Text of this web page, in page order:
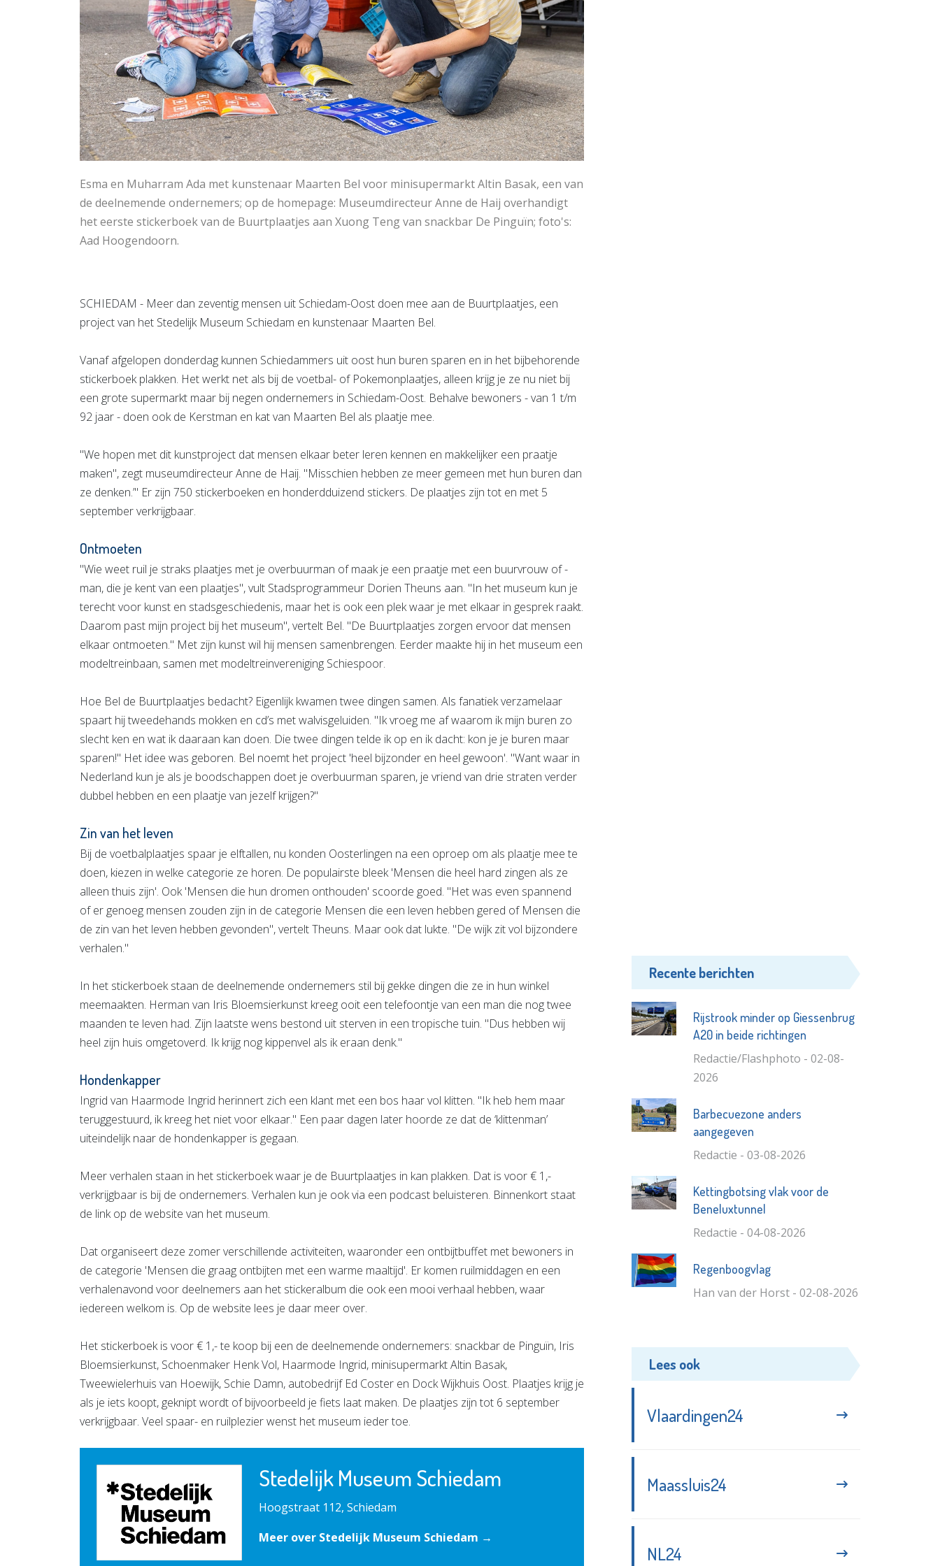
Esma en Muharram Ada met kunstenaar Maarten Bel voor minisupermarkt Altin Basak, een van
de deelnemende ondernemers; op de homepage: Museumdirecteur Anne de Haij overhandigt
het eerste stickerboek van de Buurtplaatjes aan Xuong Teng van snackbar De Pinguïn; foto's:
Aad Hoogendoorn.
SCHIEDAM - Meer dan zeventig mensen uit Schiedam-Oost doen mee aan de Buurtplaatjes, een
project van het Stedelijk Museum Schiedam en kunstenaar Maarten Bel.
Vanaf afgelopen donderdag kunnen Schiedammers uit oost hun buren sparen en in het bijbehorende
stickerboek plakken. Het werkt net als bij de voetbal- of Pokemonplaatjes, alleen krijg je ze nu niet bij
een grote supermarkt maar bij negen ondernemers in Schiedam-Oost. Behalve bewoners - van 1 t/m
92 jaar - doen ook de Kerstman en kat van Maarten Bel als plaatje mee.
"We hopen met dit kunstproject dat mensen elkaar beter leren kennen en makkelijker een praatje
maken", zegt museumdirecteur Anne de Haij. "Misschien hebben ze meer gemeen met hun buren dan
ze denken.’" Er zijn 750 stickerboeken en honderdduizend stickers. De plaatjes zijn tot en met 5
september verkrijgbaar.
Ontmoeten
"Wie weet ruil je straks plaatjes met je overbuurman of maak je een praatje met een buurvrouw of -
man, die je kent van een plaatjes", vult Stadsprogrammeur Dorien Theuns aan. "In het museum kun je
terecht voor kunst en stadsgeschiedenis, maar het is ook een plek waar je met elkaar in gesprek raakt.
Daarom past mijn project bij het museum", vertelt Bel. "De Buurtplaatjes zorgen ervoor dat mensen
elkaar ontmoeten." Met zijn kunst wil hij mensen samenbrengen. Eerder maakte hij in het museum een
modeltreinbaan, samen met modeltreinvereniging Schiespoor.
Hoe Bel de Buurtplaatjes bedacht? Eigenlijk kwamen twee dingen samen. Als fanatiek verzamelaar
spaart hij tweedehands mokken en cd’s met walvisgeluiden. "Ik vroeg me af waarom ik mijn buren zo
slecht ken en wat ik daaraan kan doen. Die twee dingen telde ik op en ik dacht: kon je je buren maar
sparen!" Het idee was geboren. Bel noemt het project 'heel bijzonder en heel gewoon'. "Want waar in
Nederland kun je als je boodschappen doet je overbuurman sparen, je vriend van drie straten verder
dubbel hebben en een plaatje van jezelf krijgen?"
Zin van het leven
Bij de voetbalplaatjes spaar je elftallen, nu konden Oosterlingen na een oproep om als plaatje mee te
doen, kiezen in welke categorie ze horen. De populairste bleek 'Mensen die heel hard zingen als ze
alleen thuis zijn'. Ook 'Mensen die hun dromen onthouden' scoorde goed. "Het was even spannend
of er genoeg mensen zouden zijn in de categorie Mensen die een leven hebben gered of Mensen die
de zin van het leven hebben gevonden", vertelt Theuns. Maar ook dat lukte. "De wijk zit vol bijzondere
verhalen."
In het stickerboek staan de deelnemende ondernemers stil bij gekke dingen die ze in hun winkel
meemaakten. Herman van Iris Bloemsierkunst kreeg ooit een telefoontje van een man die nog twee
maanden te leven had. Zijn laatste wens bestond uit sterven in een tropische tuin. "Dus hebben wij
heel zijn huis omgetoverd. Ik krijg nog kippenvel als ik eraan denk."
Hondenkapper
Ingrid van Haarmode Ingrid herinnert zich een klant met een bos haar vol klitten. "Ik heb hem maar
teruggestuurd, ik kreeg het niet voor elkaar." Een paar dagen later hoorde ze dat de ‘klittenman’
uiteindelijk naar de hondenkapper is gegaan.
Meer verhalen staan in het stickerboek waar je de Buurtplaatjes in kan plakken. Dat is voor € 1,-
verkrijgbaar is bij de ondernemers. Verhalen kun je ook via een podcast beluisteren. Binnenkort staat
de link op de website van het museum.
Dat organiseert deze zomer verschillende activiteiten, waaronder een ontbijtbuffet met bewoners in
de categorie 'Mensen die graag ontbijten met een warme maaltijd'. Er komen ruilmiddagen en een
verhalenavond voor deelnemers aan het stickeralbum die ook een mooi verhaal hebben, waar
iedereen welkom is. Op de website lees je daar meer over.
Het stickerboek is voor € 1,- te koop bij een de deelnemende ondernemers: snackbar de Pinguïn, Iris
Bloemsierkunst, Schoenmaker Henk Vol, Haarmode Ingrid, minisupermarkt Altin Basak,
Tweewielerhuis van Hoewijk, Schie Damn, autobedrijf Ed Coster en Dock Wijkhuis Oost. Plaatjes krijg je
als je iets koopt, geknipt wordt of bijvoorbeeld je fiets laat maken. De plaatjes zijn tot 6 september
verkrijgbaar. Veel spaar- en ruilplezier wenst het museum ieder toe.
Stedelijk Museum Schiedam
Hoogstraat 112, Schiedam
Meer over Stedelijk Museum Schiedam →
Recente berichten
Rijstrook minder op Giessenbrug
A20 in beide richtingen
Redactie/Flashphoto - 02-08-
2026
Barbecuezone anders
aangegeven
Redactie - 03-08-2026
Kettingbotsing vlak voor de
Beneluxtunnel
Redactie - 04-08-2026
Regenboogvlag
Han van der Horst - 02-08-2026
Lees ook
Vlaardingen24
Maassluis24
NL24